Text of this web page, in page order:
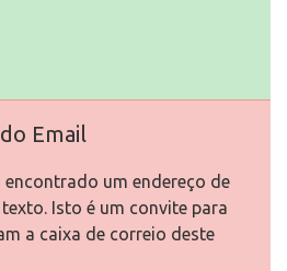
Email
um endereço de
Isto é um convite para
a caixa de correio deste